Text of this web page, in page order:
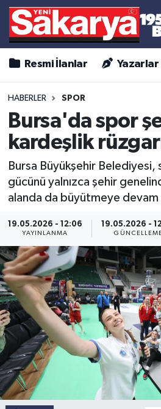
Resmi İlanlar Yazarlar
HABERLER SPOR
Bursa'da spor
kardeşlik
Bursa Büyükşehir
gücünü yalnızca şehir
alanda da büyütmeye
19.05.2026 - 12:06
YAYINLANMA
19.05.2026 -